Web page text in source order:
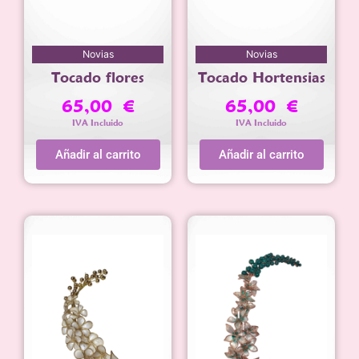
Novias
Tocado flores
65,00 €
IVA Incluido
Añadir al carrito
Novias
Tocado Hortensias
65,00 €
IVA Incluido
Añadir al carrito